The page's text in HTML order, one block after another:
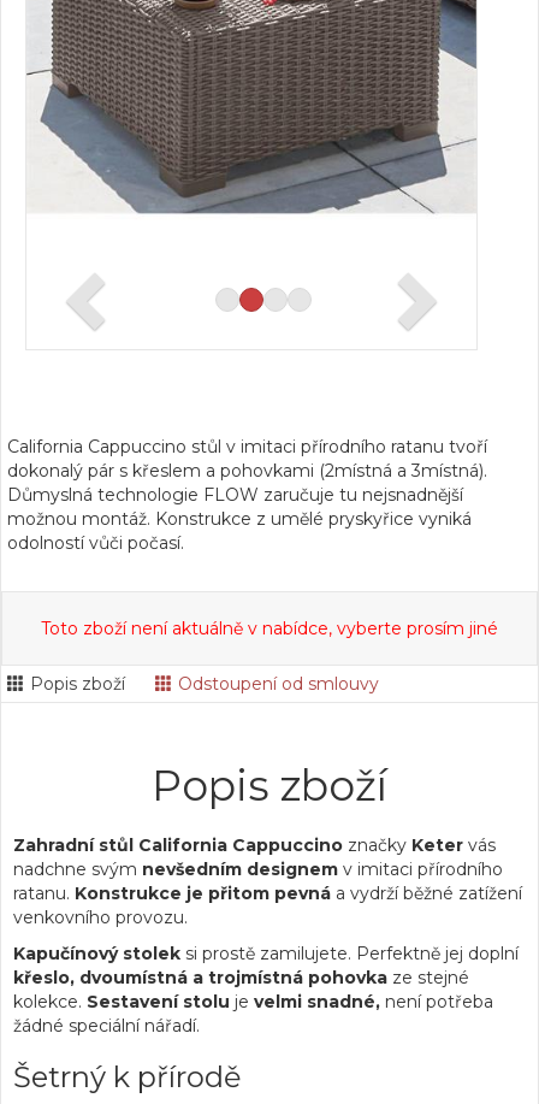
California Cappuccino stůl v imitaci přírodního ratanu tvoří
dokonalý pár s křeslem a pohovkami (2místná a 3místná).
Důmyslná technologie FLOW zaručuje tu nejsnadnější
možnou montáž. Konstrukce z umělé pryskyřice vyniká
odolností vůči počasí.
Toto zboží není aktuálně v nabídce, vyberte prosím jiné
Popis zboží Odstoupení od smlouvy
Popis zboží
Zahradní stůl California Cappuccino značky Keter vás
nadchne svým nevšedním designem v imitaci přírodního
ratanu. Konstrukce je přitom pevná a vydrží běžné zatížení
venkovního provozu.
Kapučínový stolek si prostě zamilujete. Perfektně jej doplní
křeslo, dvoumístná a trojmístná pohovka ze stejné
kolekce. Sestavení stolu je velmi snadné, není potřeba
žádné speciální nářadí.
Šetrný k přírodě